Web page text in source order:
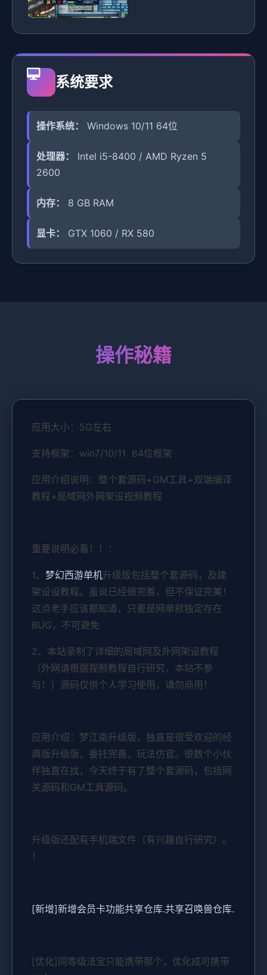
系统要求
操作系统： Windows 10/11 64位
处理器：
Intel i5-8400 / AMD Ryzen 5
2600
内存： 8 GB RAM
显卡： GTX 1060 / RX 580
操作秘籍
应用大小：5G左右
支持框架：win7/10/11 64位框架
应用介绍说明：整个套源码+GM工具+双端编译
教程+局域网外网架设视频教程
重要说明必看！！：
1、 梦幻西游单机升级版包括整个套源码，及建
架设设教程。虽说已经很完善，但不保证完美！
这点老手应该都知道，只要是网单就独定存在
BUG，不可避免
2、本站录制了详细的局域网及外网架设教程
（外网请根据视频教程自行研究，本站不参
与！）源码仅供个人学习使用，请勿商用！
应用介绍：梦江南升级版，独直是很受欢迎的经
典版升级版，委托完善，玩法仿官。很数个小伙
伴独直在找，今天终于有了整个套源码，包括网
关源码和GM工具源码。
升级版还配有手机端文件（有兴趣自行研究）。
！
[新增]新增会员卡功能共享仓库.共享召唤兽仓库.
[优化]同等级法宝只能携带那个，优化成可携带